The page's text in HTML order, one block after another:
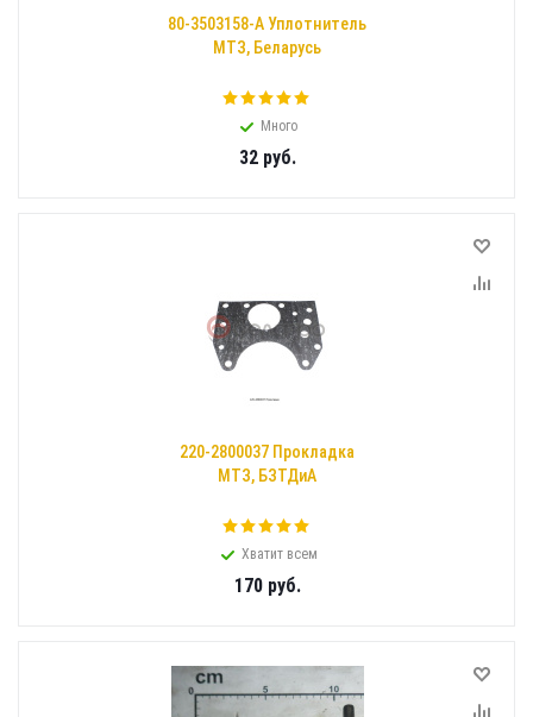
80-3503158-А Уплотнитель
МТЗ, Беларусь
Много
32руб.
220-2800037 Прокладка
МТЗ, БЗТДиА
Хватит всем
170руб.